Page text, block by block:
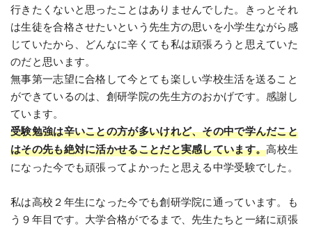
行きたくないと思ったことはありませんでした。きっとそれ
は生徒を合格させたいという先生方の思いを小学生ながら感
じていたから、どんなに辛くても私は頑張ろうと思えていた
のだと思います。
無事第一志望に合格して今とても楽しい学校生活を送ること
ができているのは、創研学院の先生方のおかげです。感謝し
ています。
受験勉強は辛いことの方が多いけれど、その中で学んだこと
はその先も絶対に活かせることだと実感しています。高校生
になった今でも頑張ってよかったと思える中学受験でした。
私は高校２年生になった今でも創研学院に通っています。も
う９年目です。大学合格がでるまで、先生たちと一緒に頑張